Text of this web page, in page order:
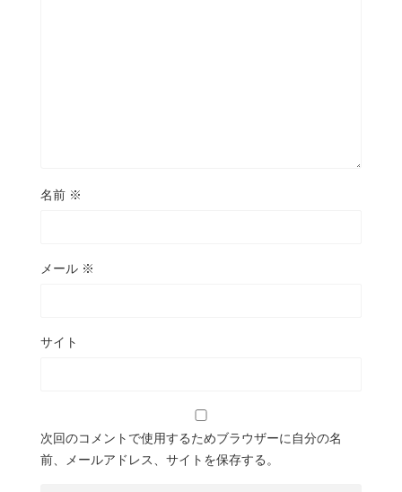
名前 ※
メール ※
サイト
次回のコメントで使用するためブラウザーに自分の名
前、メールアドレス、サイトを保存する。